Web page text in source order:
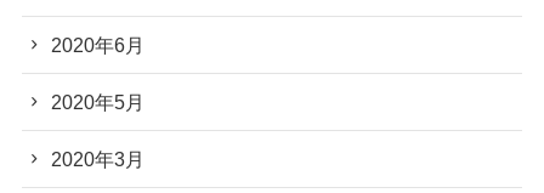
2020年6月
2020年5月
2020年3月